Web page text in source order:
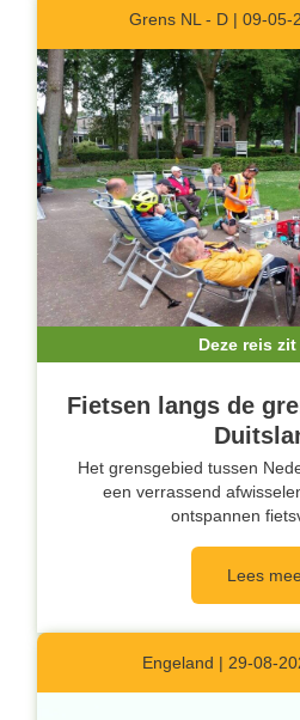
Grens NL - D | 09-05-
Deze reis
Fietsen langs de
Het grensgebied tussen
een verrassend
ontspannen
Lees
Engeland | 29-08-